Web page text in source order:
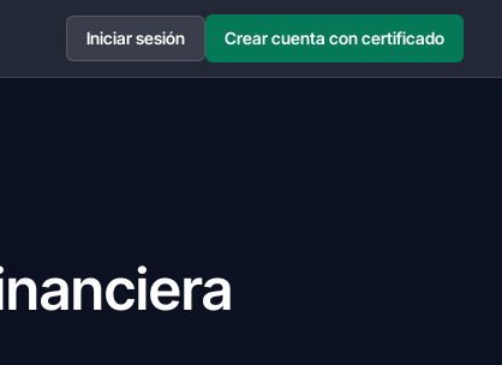
Iniciar sesión Crear cuenta con certificado